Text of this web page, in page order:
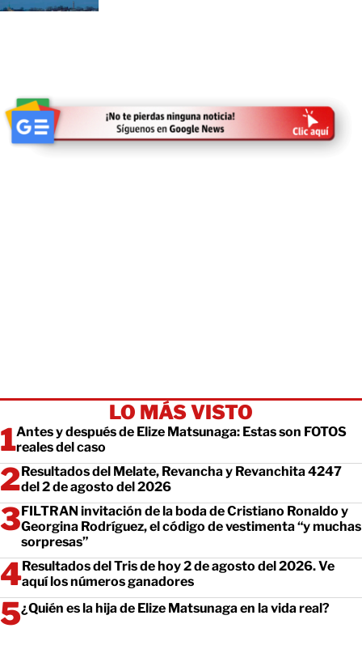
LO MÁS VISTO
Antes y después de Elize Matsunaga: Estas son FOTOS
reales del caso
Resultados del Melate, Revancha y Revanchita 4247
del 2 de agosto del 2026
FILTRAN invitación de la boda de Cristiano Ronaldo y
Georgina Rodríguez, el código de vestimenta “y muchas
sorpresas”
Resultados del Tris de hoy 2 de agosto del 2026. Ve
aquí los números ganadores
¿Quién es la hija de Elize Matsunaga en la vida real?